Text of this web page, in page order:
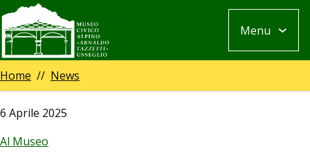
Salta
al
contenuto
principale
Menu
Breadcrumb
Home News
6 Aprile 2025
Al Museo